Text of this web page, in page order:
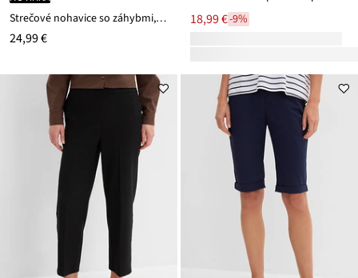
Strečové nohavice so záhybmi, z bengalínu
24,99 €
18,99 €-9%